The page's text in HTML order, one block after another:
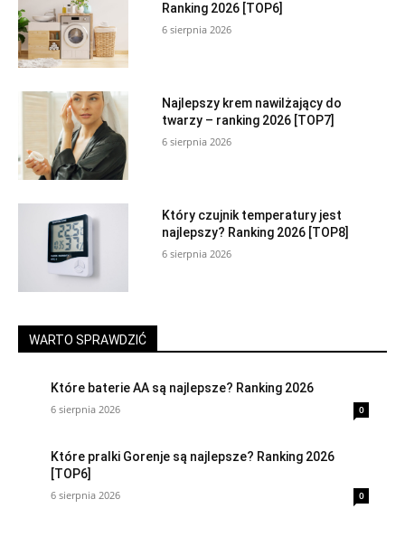
Ranking 2026 [TOP6]
6 sierpnia 2026
Najlepszy krem nawilżający do
twarzy – ranking 2026 [TOP7]
6 sierpnia 2026
Który czujnik temperatury jest
najlepszy? Ranking 2026 [TOP8]
6 sierpnia 2026
WARTO SPRAWDZIĆ
Które baterie AA są najlepsze? Ranking 2026
6 sierpnia 2026 0
Które pralki Gorenje są najlepsze? Ranking 2026
[TOP6]
6 sierpnia 2026 0